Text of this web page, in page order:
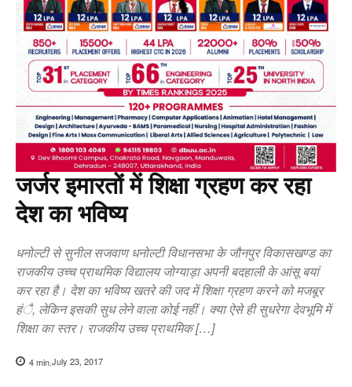
जर्जर इमारतों में शिक्षा ग्रहण कर रहा
देश का भविष्य
धनोल्टी से सुनील सजवाण धनोल्टी विधानसभा के जौनपुर विकासखण्ड का
राजकीय उच्च प्राथमिक विद्यालय जोग्याड़ा अपनी बदहाली के आंसू बयां
कर रहा है। देश का भविष्य खतरे की जद में शिक्षा ग्रहण करने को मजबूर
हंै, लेकिन इसकी सुध लेने वाला कोई नहीं। क्या ऐसे ही सुधरेगा देवभूमि में
शिक्षा का स्तर। राजकीय उच्च प्राथमिक […]
4min.July 23, 2017